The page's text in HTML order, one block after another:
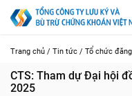
Trang chủ / Tin tức / Tổ chức
CTS: Tham dự Đại hội
2025